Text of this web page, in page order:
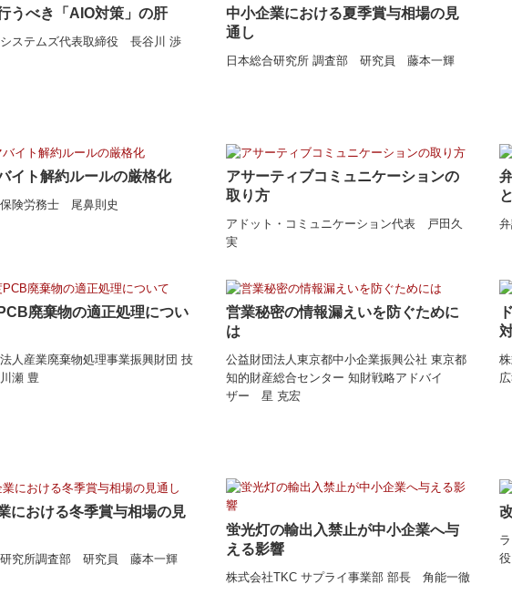
うべき「AIO対策」の肝
ステムズ代表取締役 長谷川 渉
中小企業における夏季賞与相場の見
通し
日本総合研究所 調査部 研究員 藤本一輝
イト解約ルールの厳格化
険労務士 尾鼻則史
アサーティブコミュニケーションの
取り方
アドット・コミュニケーション代表 戸田久
実
廃棄物の適正処理につい
人産業廃棄物処理事業振興財団 技
瀬 豊
営業秘密の情報漏えいを防ぐために
は
公益財団法人東京都中小企業振興公社 東京都
知的財産総合センター 知財戦略アドバイ
ザー 星 克宏
における冬季賞与相場の見
研究所調査部 研究員 藤本一輝
蛍光灯の輸出入禁止が中小企業へ与
える影響
株式会社TKC サプライ事業部 部長 角能一徹